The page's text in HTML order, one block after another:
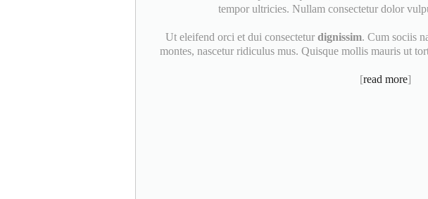
tempor ultricies. Nullam consectetur dolor
Ut eleifend orci et dui consectetur dignissim. Cum sociis
montes, nascetur ridiculus mus. Quisque mollis mauris ut
[read more]